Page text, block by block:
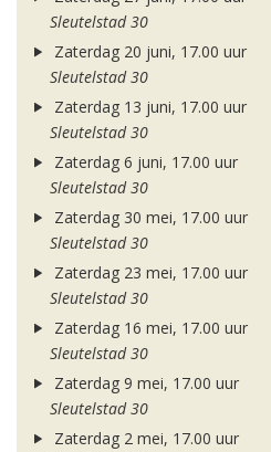
Sleutelstad 30
Zaterdag 20 juni, 17.00 uur
Sleutelstad 30
Zaterdag 13 juni, 17.00 uur
Sleutelstad 30
Zaterdag 6 juni, 17.00 uur
Sleutelstad 30
Zaterdag 30 mei, 17.00 uur
Sleutelstad 30
Zaterdag 23 mei, 17.00 uur
Sleutelstad 30
Zaterdag 16 mei, 17.00 uur
Sleutelstad 30
Zaterdag 9 mei, 17.00 uur
Sleutelstad 30
Zaterdag 2 mei, 17.00 uur